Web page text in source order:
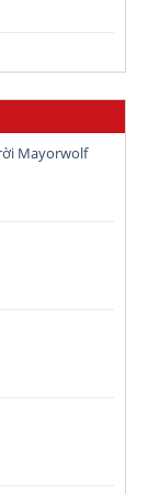
Mayorwolf